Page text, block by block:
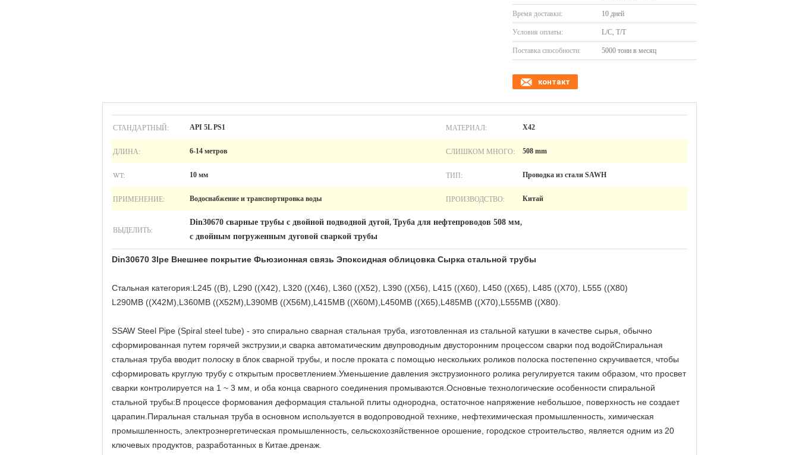
Время доставки: 10 дней
Условия оплаты: L/C, T/T
Поставка способности: 5000 тонн в месяц
контакт
СТАНДАРТНЫЙ: API 5L PS1 МАТЕРИАЛ: X42
ДЛИНА: 6-14 метров СЛИШКОМ МНОГО: 508 mm
WT: 10 мм ТИП: Проводка из стали SAWH
ПРИМЕНЕНИЕ: Водоснабжение и транспортировка воды ПРОИЗВОДСТВО: Китай
ВЫДЕЛИТЬ:
Din30670 сварные трубы с двойной подводной дугой, Труба для нефтепроводов 508 мм,
с двойным погруженным дуговой сваркой трубы
Din30670 3lpe Внешнее покрытие Фьюзионная связь Эпоксидная облицовка Сырка стальной трубы
Стальная категория:L245 ((B), L290 ((X42), L320 ((X46), L360 ((X52), L390 ((X56), L415 ((X60), L450 ((X65), L485 ((X70), L555 ((X80)
L290MB ((X42M),L360MB ((X52M),L390MB ((X56M),L415MB ((X60M),L450MB ((X65),L485MB ((X70),L555MB ((X80).
SSAW Steel Pipe (Spiral steel tube) - это спирально сварная стальная труба, изготовленная из стальной катушки в качестве сырья, обычно
сформированная путем горячей экструзии,и сварка автоматическим двупроводным двусторонним процессом сварки под водойСпиральная
стальная труба вводит полоску в блок сварной трубы, и после проката с помощью нескольких роликов полоска постепенно скручивается, чтобы
сформировать круглую трубу с открытым просветлением.Уменьшение давления экструзионного ролика регулируется таким образом, что просвет
сварки контролируется на 1 ~ 3 мм, и оба конца сварного соединения промываются.Основные технологические особенности спиральной
стальной трубы:В процессе формования деформация стальной плиты однородна, остаточное напряжение небольшое, поверхность не создает
царапин.Пиральная стальная труба в основном используется в водопроводной технике, нефтехимическая промышленность, химическая
промышленность, электроэнергетическая промышленность, сельскохозяйственное орошение, городское строительство, является одним из 20
ключевых продуктов, разработанных в Китае.дренаж.